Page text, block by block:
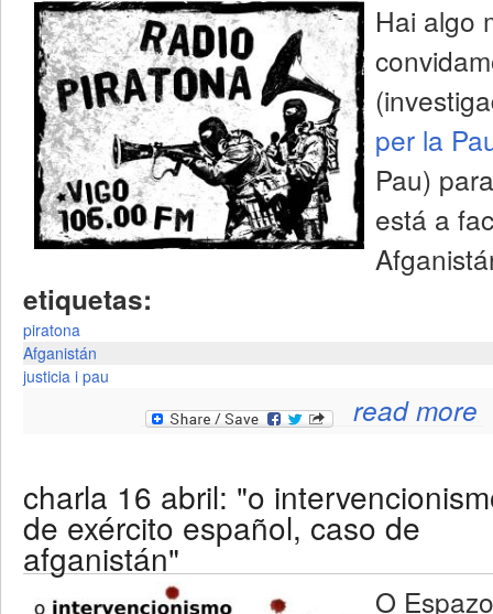
Hai algo
per la
Pau)
está a
etiquetas:
piratona
Afganistán
justicia i pau
read more
charla 16 abril: "o
de exército español, caso de
afganistán"
O